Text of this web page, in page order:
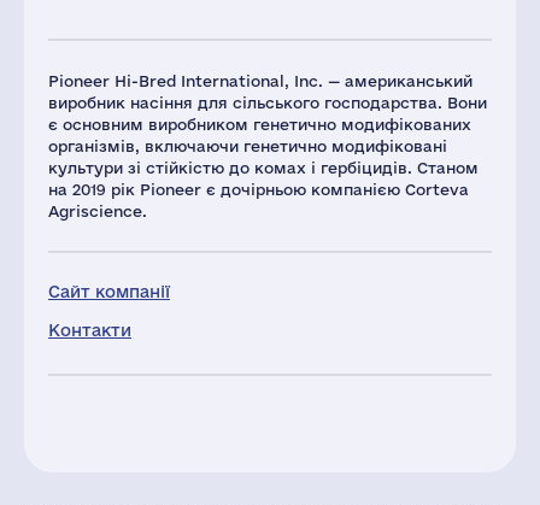
Pioneer Hi-Bred International, Inc. — американський
виробник насіння для сільського господарства. Вони
є основним виробником генетично модифікованих
організмів, включаючи генетично модифіковані
культури зі стійкістю до комах і гербіцидів. Станом
на 2019 рік Pioneer є дочірньою компанією Corteva
Agriscience.
Сайт компанії
Контакти